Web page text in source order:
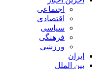
اجتماعی
اقتصادی
سیاسی
فرهنگی
ورزشی
ایران
بین الملل